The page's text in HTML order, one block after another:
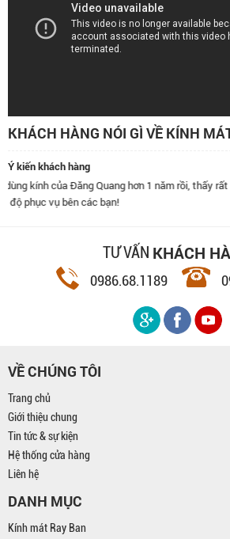
KHÁCH HÀNG NÓI GÌ VỀ KÍNH
Ý kiến khách hàng
rồi, thấy rất tốt. đặc biệt thích
Tôi đã
bán
TƯ VẤN KHÁCH
0986.68.1189
VỀ CHÚNG TÔI
Trang chủ
Giới thiệu chung
Tin tức & sự kiện
Hệ thống cửa hàng
Liên hệ
DANH MỤC
Kính mát Ray Ban